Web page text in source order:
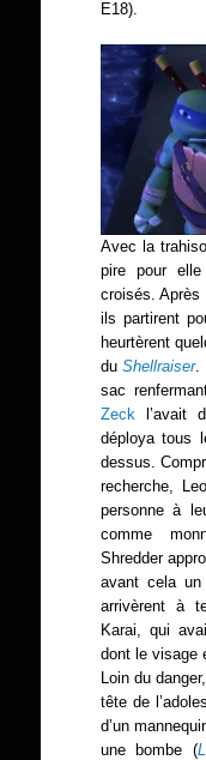
E18).
Avec la
pire pour
croisés. Après
ils partirent
heurtèrent
duShellraiser.
sac
Zeck l’avait
déploya tous
dessus.
recherche,
personne à
comme
Shredder
avant cela
arrivèrent à
Karai, qui
dont le visage
Loin du
tête de
d’un
une bombe (